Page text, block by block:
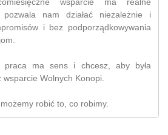
nam działać niezależnie i
i bez podporządkowywania
ma sens i chcesz, aby była
Wolnych Konopi.
robić to, co robimy.